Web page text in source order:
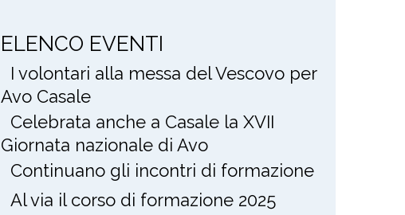
ELENCO EVENTI
I volontari alla messa del Vescovo per
Avo Casale
Celebrata anche a Casale la XVII
Giornata nazionale di Avo
Continuano gli incontri di formazione
Al via il corso di formazione 2025